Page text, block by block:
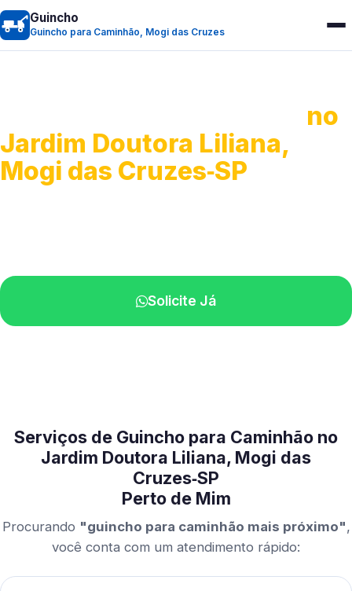
Guincho
Guincho para Caminhão, Mogi das Cruzes
no
Jardim Doutora Liliana,
Mogi das Cruzes‑SP
Solicite Já
Serviços de Guincho para Caminhão no
Jardim Doutora Liliana, Mogi das
Cruzes‑SP
Perto de Mim
Procurando "guincho para caminhão mais próximo",
você conta com um atendimento rápido: